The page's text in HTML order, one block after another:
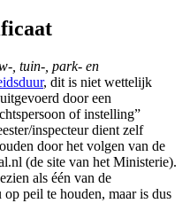
, tuin-, park- en
, dit is niet wettelijk
door een
of instelling”
inspecteur dient zelf
door het volgen van de
(de site van het Ministerie).
als één van de
peil te houden, maar is dus